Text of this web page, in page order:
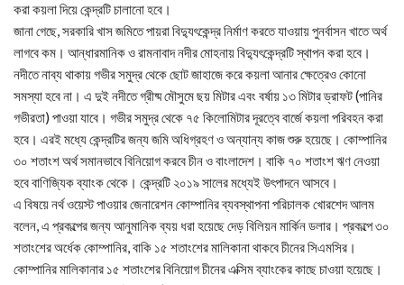
করা কয়লা দিয়ে কেন্দ্রটি চালানো হবে।
জানা গেছে, সরকারি খাস জমিতে পায়রা বিদ্যুৎকেন্দ্র নির্মাণ করতে যাওয়ায় পুনর্বাসন খাতে অর্থ
লাগবে কম। আন্ধারমানিক ও রামনাবাদ নদীর মোহনায় বিদ্যুৎকেন্দ্রটি স্থাপন করা হবে।
নদীতে নাব্য থাকায় গভীর সমুদ্র থেকে ছোট জাহাজে করে কয়লা আনার ক্ষেত্রেও কোনো
সমস্যা হবে না। এ দুই নদীতে গ্রীষ্ম মৌসুমে ছয় মিটার এবং বর্ষায় ১৩ মিটার ড্রাফট (পানির
গভীরতা) পাওয়া যাবে। গভীর সমুদ্র থেকে ৭৫ কিলোমিটার দূরত্বে বার্জে কয়লা পরিবহন করা
হবে। এরই মধ্যে কেন্দ্রটির জন্য জমি অধিগ্রহণ ও অন্যান্য কাজ শুরু হয়েছে। কোম্পানির
৩০ শতাংশ অর্থ সমানভাবে বিনিয়োগ করবে চীন ও বাংলাদেশ। বাকি ৭০ শতাংশ ঋণ নেওয়া
হবে বাণিজ্যিক ব্যাংক থেকে। কেন্দ্রটি ২০১৯ সালের মধ্যেই উৎপাদনে আসবে।
এ বিষয়ে নর্থ ওয়েস্ট পাওয়ার জেনারেশন কোম্পানির ব্যবস্থাপনা পরিচালক খোরশেদ আলম
বলেন, এ প্রকল্পের জন্য আনুমানিক ব্যয় ধরা হয়েছে দেড় বিলিয়ন মার্কিন ডলার। প্রকল্পে ৩০
শতাংশের অর্ধেক কোম্পানির, বাকি ১৫ শতাংশের মালিকানা থাকবে চীনের সিএমসির।
কোম্পানির মালিকানার ১৫ শতাংশের বিনিয়োগ চীনের এক্সিম ব্যাংকের কাছে চাওয়া হয়েছে।